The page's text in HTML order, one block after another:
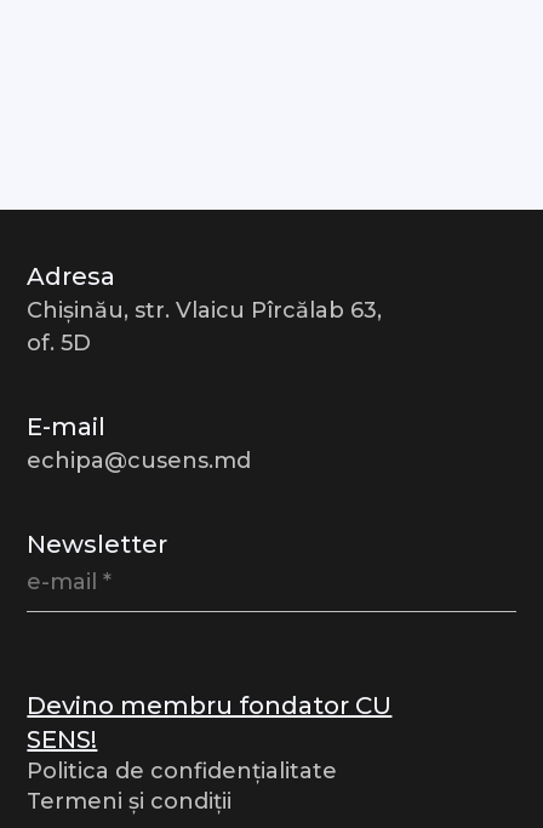
Adresa
Chișinău, str. Vlaicu Pîrcălab 63,
of. 5D
E-mail
echipa@cusens.md
Newsletter
Devino membru fondator CU
SENS!
Politica de confidențialitate
Termeni și condiții